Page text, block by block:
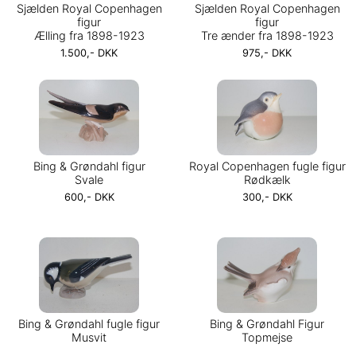
Sjælden Royal Copenhagen
figur
Ælling fra 1898-1923
1.500,- DKK
Sjælden Royal Copenhagen
figur
Tre ænder fra 1898-1923
975,- DKK
Bing & Grøndahl figur
Svale
600,- DKK
Royal Copenhagen fugle figur
Rødkælk
300,- DKK
Bing & Grøndahl fugle figur
Musvit
Bing & Grøndahl Figur
Topmejse